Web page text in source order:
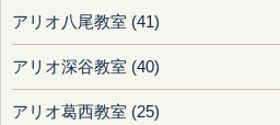
アリオ八尾教室 (41)
アリオ深谷教室 (40)
アリオ葛西教室 (25)